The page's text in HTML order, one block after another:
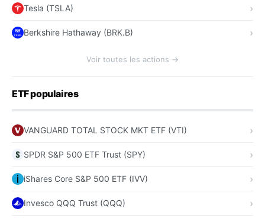
Tesla (TSLA)
Berkshire Hathaway (BRK.B)
Voir toutes les actions →
ETF populaires
VANGUARD TOTAL STOCK MKT ETF (VTI)
SPDR S&P 500 ETF Trust (SPY)
iShares Core S&P 500 ETF (IVV)
Invesco QQQ Trust (QQQ)